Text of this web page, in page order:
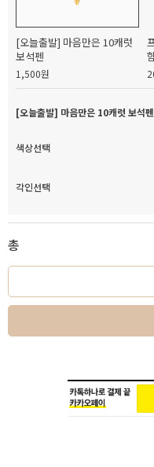
[오늘출발] 마음만은 10캐럿
보석펜
1,500원
[오늘출발] 마음만은 10캐럿 보석펜
색상선택
각인선택
총